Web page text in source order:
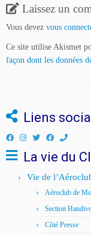
Laissez un
Vous devez vous
Ce site utilise Akismet
façon dont les données
Liens
La vie du
Vie de
Aéroclub de
Section
Côté Presse